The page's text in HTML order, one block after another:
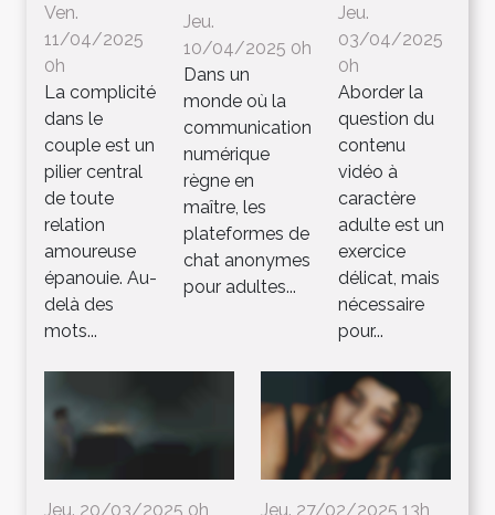
Ven.
11/04/2025
0h
La complicité
dans le
couple est un
pilier central
de toute
relation
amoureuse
épanouie. Au-
delà des
mots...
Jeu.
10/04/2025 0h
Dans un
monde où la
communication
numérique
règne en
maître, les
plateformes de
chat anonymes
pour adultes...
Jeu.
03/04/2025
0h
Aborder la
question du
contenu
vidéo à
caractère
adulte est un
exercice
délicat, mais
nécessaire
pour...
Jeu. 20/03/2025 0h
Jeu. 27/02/2025 13h